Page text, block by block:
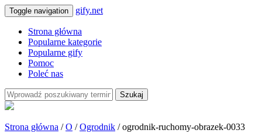
Toggle navigation gify.net
Strona główna
Popularne kategorie
Popularne gify
Pomoc
Poleć nas
Szukaj
Strona główna /O /Ogrodnik / ogrodnik-ruchomy-obrazek-0033